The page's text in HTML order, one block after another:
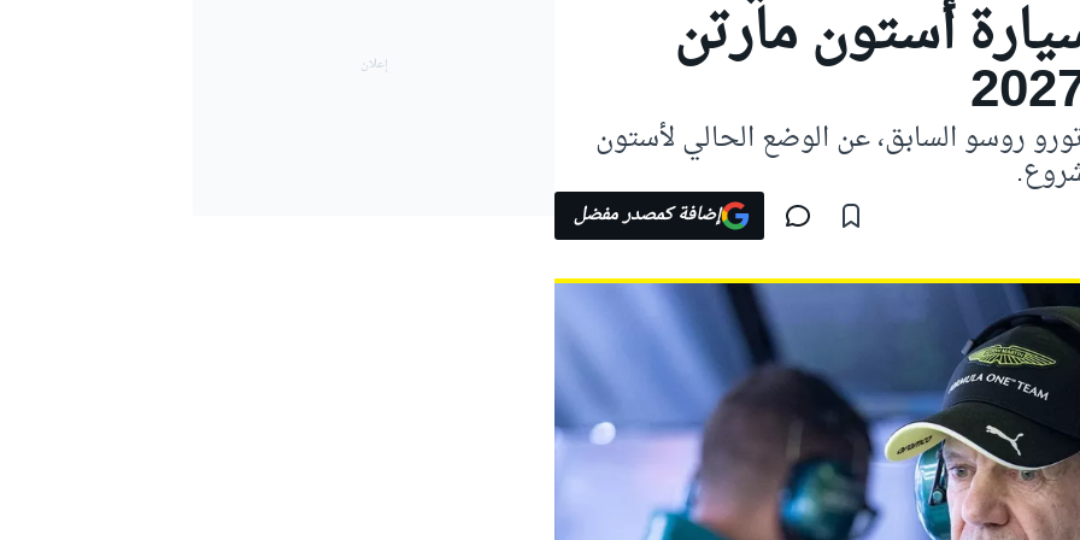
أستون مارتن
روسو السابق، عن الوضع الحالي لأستون
إضافة كمصدر مفضل